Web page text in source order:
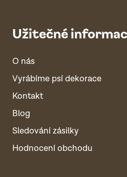
Užitečné
O nás
Vyrábíme psí dekorace
Kontakt
Blog
Sledování zásilky
Hodnocení obchodu